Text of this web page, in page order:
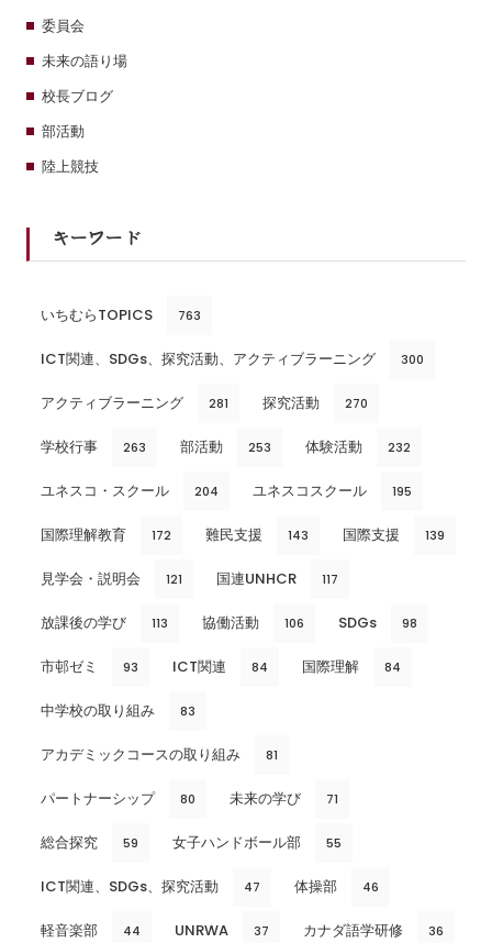
委員会
未来の語り場
校長ブログ
部活動
陸上競技
キーワード
いちむらTOPICS 763
ICT関連、SDGs、探究活動、アクティブラーニング 300
アクティブラーニング 281 探究活動 270
学校行事 263 部活動 253 体験活動 232
ユネスコ・スクール 204 ユネスコスクール 195
国際理解教育 172 難民支援 143 国際支援 139
見学会・説明会 121 国連UNHCR 117
放課後の学び 113 協働活動 106 SDGs 98
市邨ゼミ 93 ICT関連 84 国際理解 84
中学校の取り組み 83
アカデミックコースの取り組み 81
パートナーシップ 80 未来の学び 71
総合探究 59 女子ハンドボール部 55
ICT関連、SDGs、探究活動 47 体操部 46
軽音楽部 44 UNRWA 37 カナダ語学研修 36